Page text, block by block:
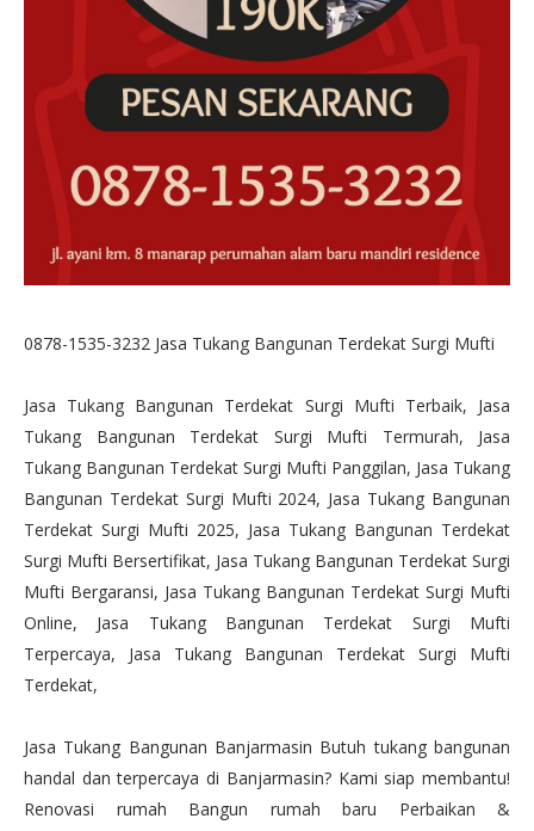
0878-1535-3232 Jasa Tukang Bangunan Terdekat Surgi Mufti
Jasa Tukang Bangunan Terdekat Surgi Mufti Terbaik, Jasa
Tukang Bangunan Terdekat Surgi Mufti Termurah, Jasa
Tukang Bangunan Terdekat Surgi Mufti Panggilan, Jasa Tukang
Bangunan Terdekat Surgi Mufti 2024, Jasa Tukang Bangunan
Terdekat Surgi Mufti 2025, Jasa Tukang Bangunan Terdekat
Surgi Mufti Bersertifikat, Jasa Tukang Bangunan Terdekat Surgi
Mufti Bergaransi, Jasa Tukang Bangunan Terdekat Surgi Mufti
Online, Jasa Tukang Bangunan Terdekat Surgi Mufti
Terpercaya, Jasa Tukang Bangunan Terdekat Surgi Mufti
Terdekat,
Jasa Tukang Bangunan Banjarmasin Butuh tukang bangunan
handal dan terpercaya di Banjarmasin? Kami siap membantu!
Renovasi rumah Bangun rumah baru Perbaikan &